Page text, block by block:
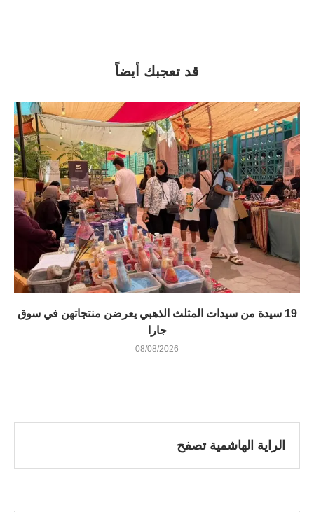
قد تعجبك أيضاً
19 سيدة من سيدات المثلث الذهبي يعرضن منتجاتهن في سوق
جارا
08/08/2026
الراية الهاشمية تصفح